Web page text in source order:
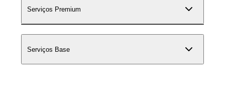
Serviços Premium
Serviços Base